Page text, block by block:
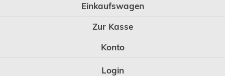
Einkaufswagen
Zur Kasse
Konto
Login